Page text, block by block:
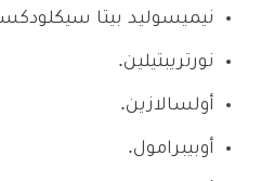
نيميسوليد بيتا
نورتريبتيلين.
أولسالازين.
أوبيبرامول.